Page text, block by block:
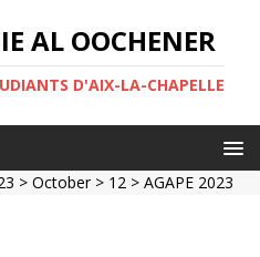
AL OOCHENER
D'AIX-LA-CHAPELLE
> October> 12 > AGAPE 2023